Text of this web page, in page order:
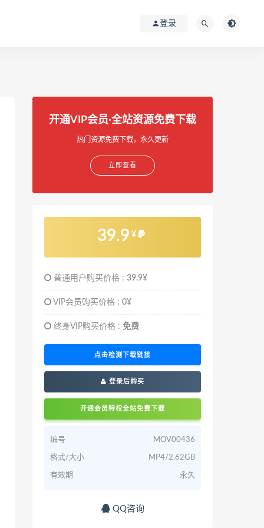
登录
开通VIP会员·全站资源免费下载
热门资源免费下载，永久更新
立即查看
39.9 ¥
普通用户购买价格 : 39.9¥
VIP会员购买价格 : 0¥
终身VIP购买价格 : 免费
点击检测下载链接
登录后购买
开通会员特权全站免费下载
编号 MOV00436
格式/大小 MP4/2.62GB
有效期 永久
QQ咨询